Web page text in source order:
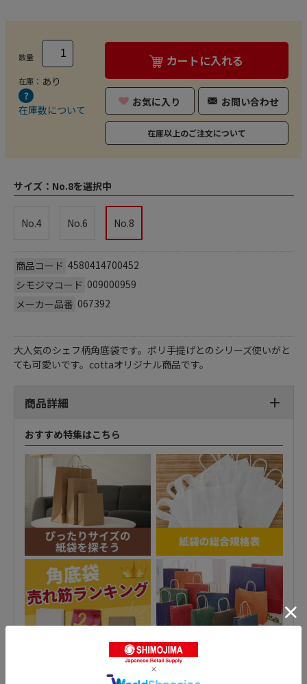
数量
在庫： あり
在庫数について
カートに入れる
お気に入り お問い合わせ
在庫以上のご注文について
サイズ： No.8を選択中
No.4 No.6 No.8
商品コード 4580414700452
シモジマコード 009000959
メーカー品番 067392
大人気のシェフ柄角底袋です。ポリ手提げとのシリーズ使いがと
ても可愛いです。cottaオリジナル商品です。
商品詳細
おすすめ特集はこちら